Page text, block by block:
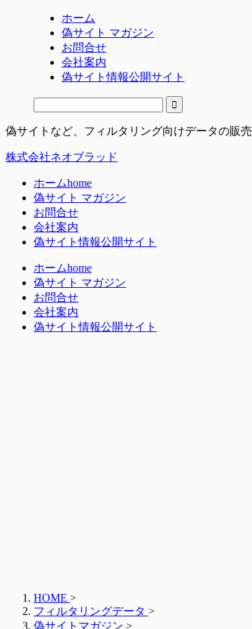
ホーム
偽サイト マガジン
お問合せ
会社案内
偽サイト情報公開サイト
偽サイトなど、フィルタリング向けデータの販売
株式会社ネオブラッド
ホームhome
偽サイト マガジン
お問合せ
会社案内
偽サイト情報公開サイト
ホームhome
偽サイト マガジン
お問合せ
会社案内
偽サイト情報公開サイト
HOME >
フィルタリングデータ >
偽サイトマガジン >